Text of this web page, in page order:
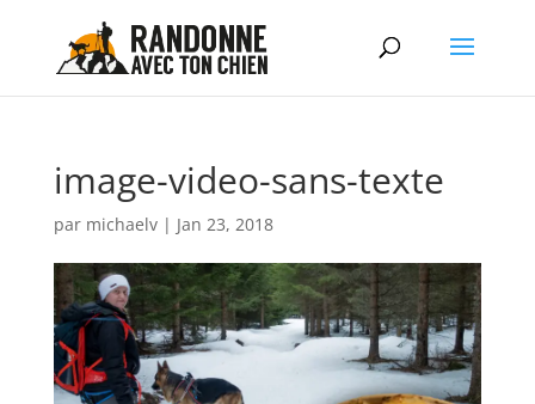
image-video-sans-texte
par michaelv| Jan 23, 2018